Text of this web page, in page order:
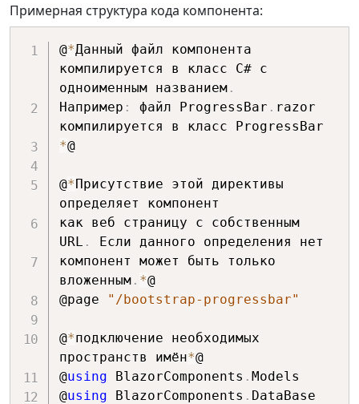
Примерная структура кода компонента:
@*Данный файл компонента
компилируется в класс C# с
одноименным названием.
Например : файл ProgressBar . razor
*@
@*Присутствие этой директивы
определяет компонент
как веб страницу с собственным
URL .
Если данного определения нет
компонент может быть только
вложенным. *@
@page
"/bootstrap-progressbar"
@*подключение необходимых
пространств имён*@
@using BlazorComponents . Models
@using BlazorComponents . DataBase